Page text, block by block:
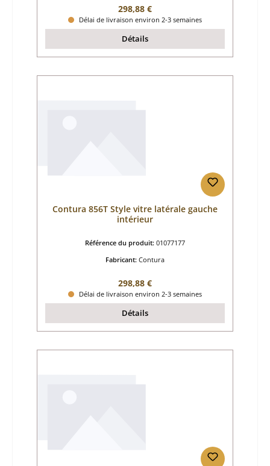
Prix régulier :
298,88 €
Délai de livraison environ 2-3 semaines
Détails
Contura 856T Style vitre latérale gauche
intérieur
Référence du produit: 01077177
Fabricant: Contura
Prix régulier :
298,88 €
Délai de livraison environ 2-3 semaines
Détails